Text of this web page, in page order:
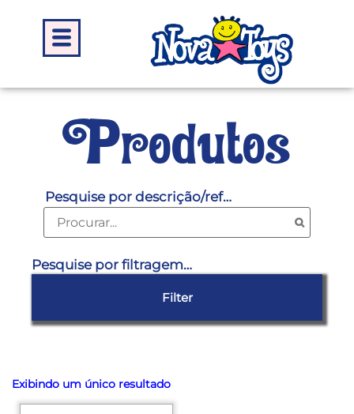
Produtos
Pesquise por descrição/ref…
Pesquise por filtragem…
Filter
Exibindo um único resultado